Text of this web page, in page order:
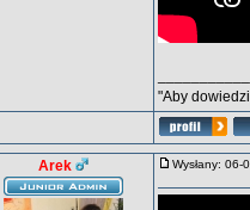
"Aby
Arek Wysłany: